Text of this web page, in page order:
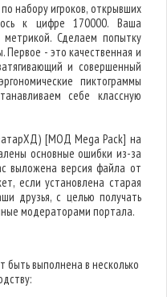
набору игроков, открывших
к цифре 170000. Ваша
Сделаем попытку
Первое - это качественная и
и совершенный
пиктограммы
себе классную
[МОД Mega Pack] на
основные ошибки из-за
выложена версия файла от
если установлена старая
друзья, с целью получать
модераторами портала.
быть выполнена в несколько